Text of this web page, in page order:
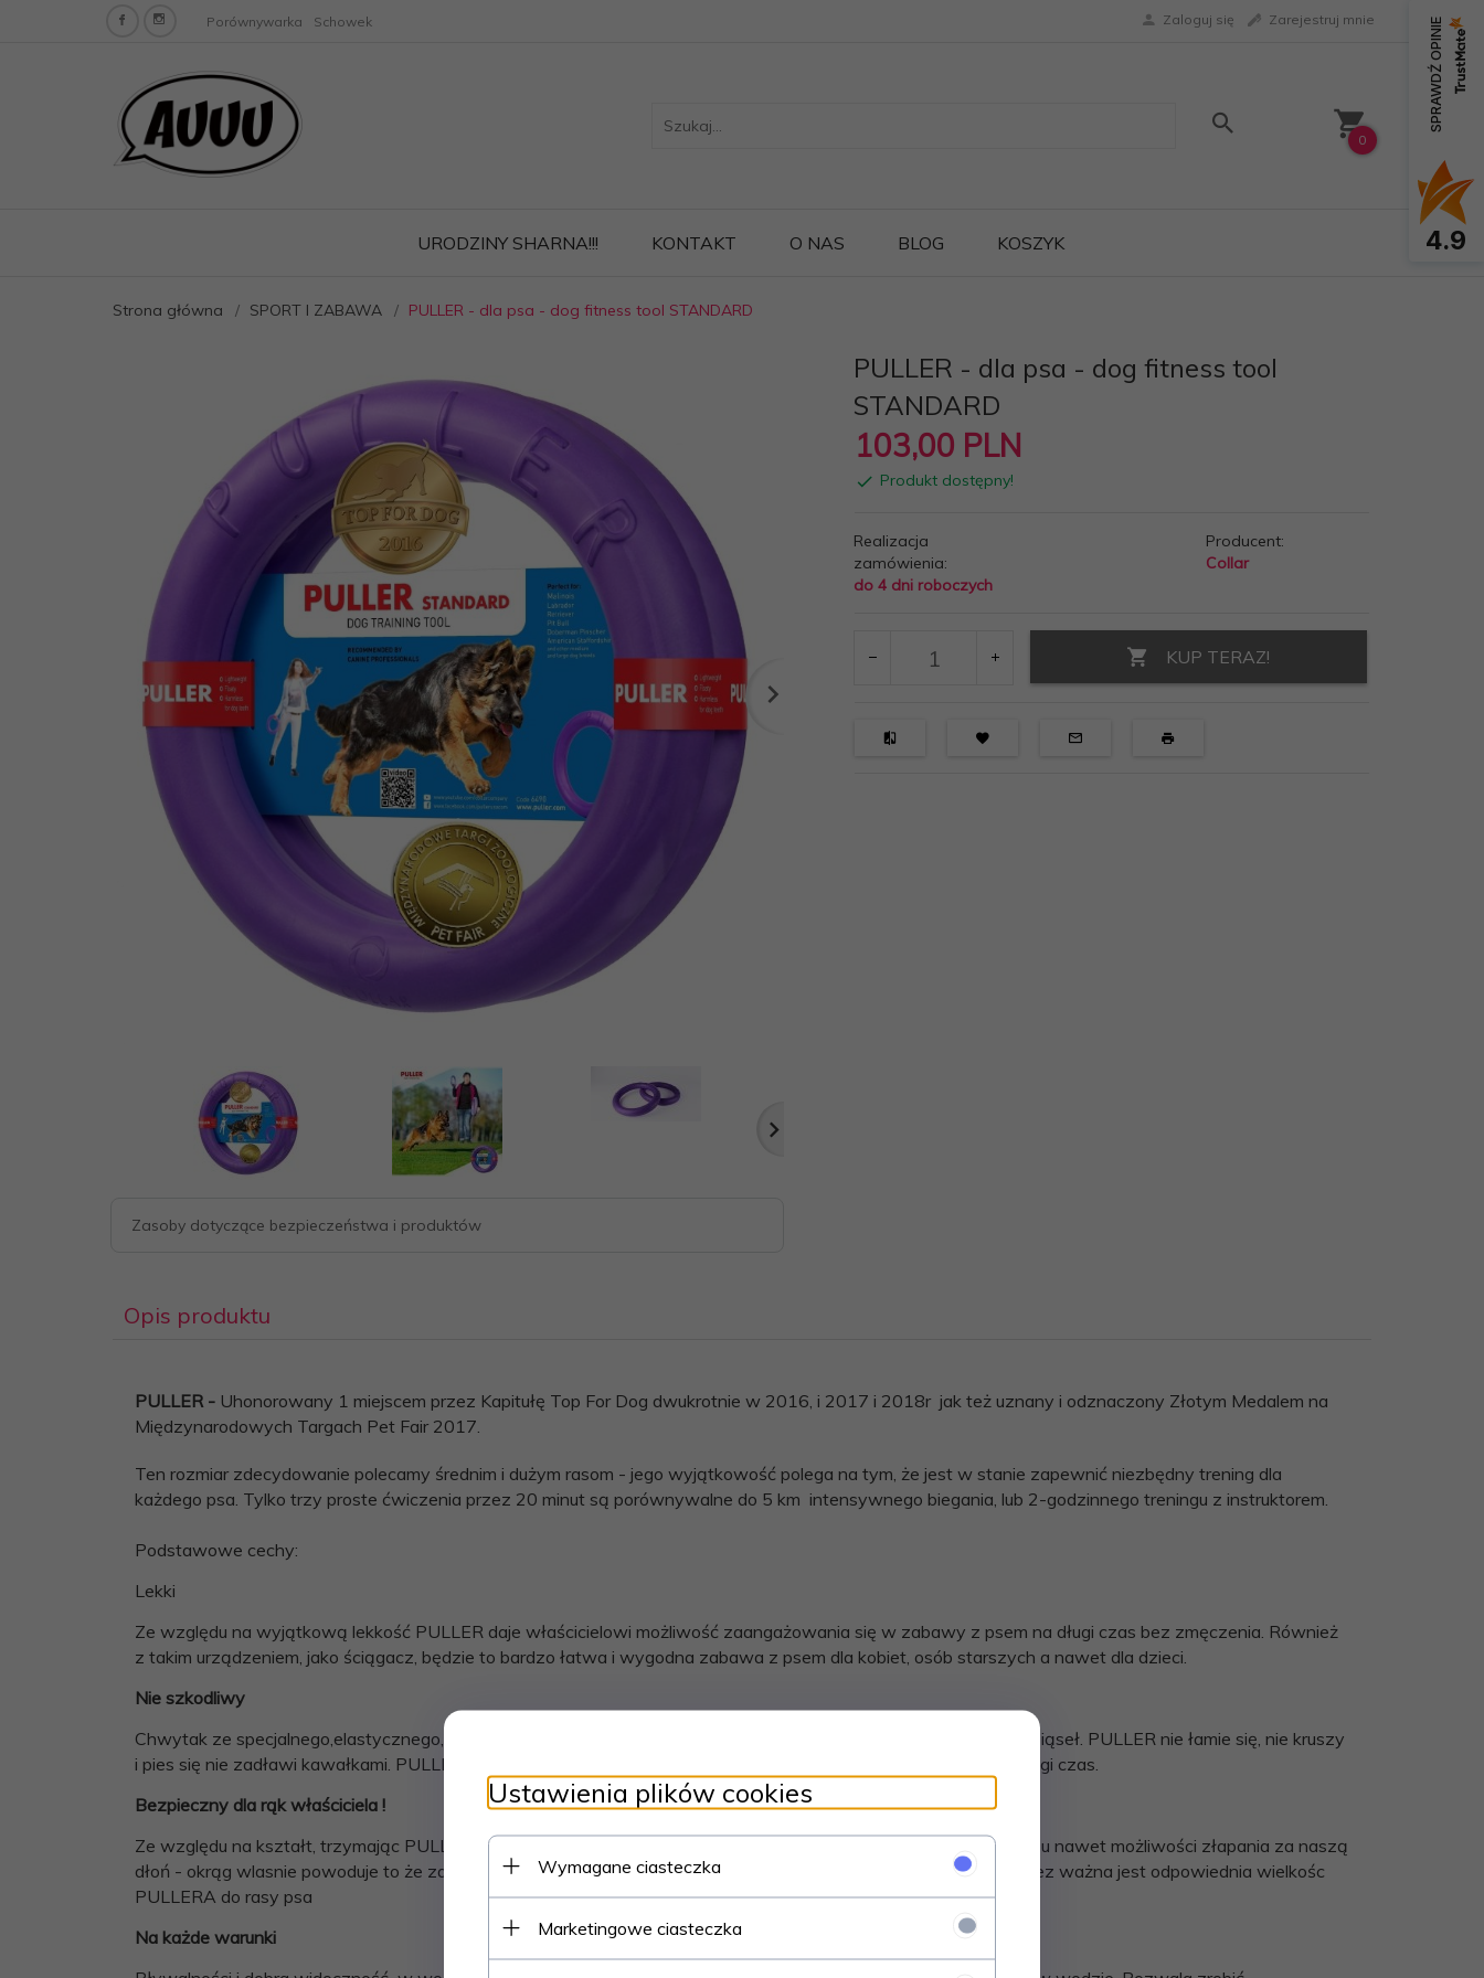
Porównywarka Schowek Zaloguj się Zarejestruj mnie
0
URODZINY SHARNA!!! KONTAKT O NAS BLOG KOSZYK
Strona główna SPORT I ZABAWA PULLER - dla psa - dog fitness tool STANDARD
Zasoby dotyczące bezpieczeństwa i produktów
PULLER - dla psa - dog fitness tool
STANDARD
103,00 PLN
Produkt dostępny!
Realizacja
zamówienia:
do 4 dni roboczych
Producent:
Collar
KUP TERAZ!
Opis produktu
PULLER - Uhonorowany 1 miejscem przez Kapitułę Top For Dog dwukrotnie w 2016, i 2017 i 2018r jak też uznany i odznaczony Złotym Medalem na
Międzynarodowych Targach Pet Fair 2017.
Ten rozmiar zdecydowanie polecamy średnim i dużym rasom - jego wyjątkowość polega na tym, że jest w stanie zapewnić niezbędny trening dla
każdego psa. Tylko trzy proste ćwiczenia przez 20 minut są porównywalne do 5 km intensywnego biegania, lub 2-godzinnego treningu z instruktorem.
Podstawowe cechy:
Lekki
Ze względu na wyjątkową lekkość PULLER daje właścicielowi możliwość zaangażowania się w zabawy z psem na długi czas bez zmęczenia. Również
z takim urządzeniem, jako ściągacz, będzie to bardzo łatwa i wygodna zabawa z psem dla kobiet, osób starszych a nawet dla dzieci.
Nie szkodliwy
Chwytak ze specjalnego,elastycznego, nietoksycznego materiału. Zęby psa łagodnie przebijają się nie kalecząc dziąseł. PULLER nie łamie się, nie kruszy
i pies się nie zadławi kawałkami. PULLER nie odkształca się i nie traci swoich zasadniczych właściwości przez długi czas.
Bezpieczny dla rąk właściciela !
Ze względu na kształt, trzymając PULLER w ręku, prowokując psa do złapania go w uscisku szczęk, nie dajemy psu nawet możliwości złapania za naszą
dłoń - okrąg wlasnie powoduje to że zawsze jest ta bezpieczna odległość od szczęk psa do naszej ręki. Dlatego tez ważna jest odpowiednia wielkośc
PULLERA do rasy psa
Na każde warunki
SPRAWDŹ OPINIE
4.9
Ustawienia plików cookies
Wymagane ciasteczka
Marketingowe ciasteczka